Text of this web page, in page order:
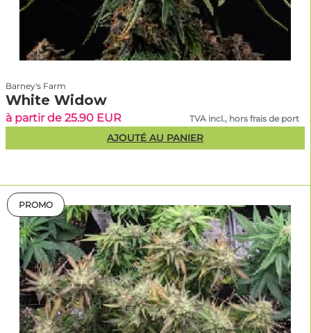
Barney's Farm
White Widow
à partir de 25.90 EUR TVA incl., hors frais de port
AJOUTÉ AU PANIER
PROMO